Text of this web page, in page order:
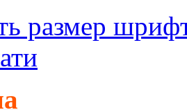
размер